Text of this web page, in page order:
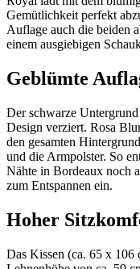
Gemütlichkeit perfekt
Auflage auch die beiden
einem ausgiebigen
Geblümte
Der schwarze
Design verziert. Rosa
den gesamten
und die Armpolster. So
Nähte in Bordeaux noch
zum Entspannen ein.
Hoher
Das Kissen (ca. 65 x 106